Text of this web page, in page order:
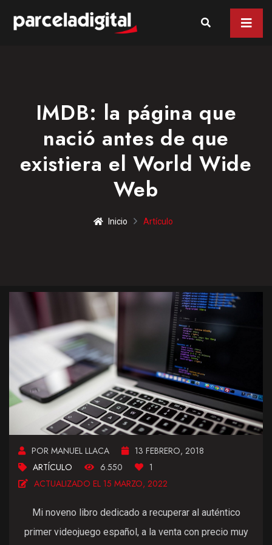
IMDB: la página que
nació antes de que
existiera el World Wide
Web
Inicio Artículo
POR MANUEL LLACA
13 FEBRERO, 2018
ARTÍCULO
6.550
1
ACTUALIZADO EL 15 MARZO, 2022
Mi noveno libro dedicado a recuperar al auténtico
primer videojuego español, a la venta con precio muy